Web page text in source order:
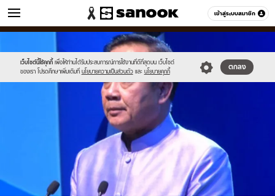
เข้าสู่ระบบสมาชิก
ข่าว หมวดอื่นๆ
เว็บไซต์นี้ใช้คุกกี้ เพื่อให้ท่านได้รับประสบการณ์การใช้งานที่ดีที่สุดบน เว็บไซต์
ของเรา โปรดศึกษาเพิ่มเติมที่ นโยบายความเป็นส่วนตัว และ นโยบายคุกกี้
ตกลง
//s.isanook.com/sr/0/images/logo-
new-
sanook.png
//s.isanook.com/ns/0/ud/363/1819319/627705-
01.jpg